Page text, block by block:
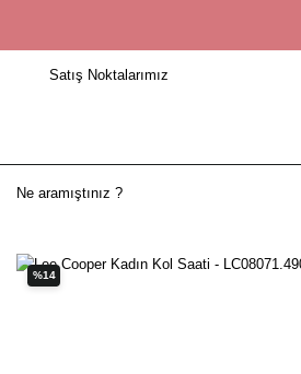
Satış Noktalarımız
%14